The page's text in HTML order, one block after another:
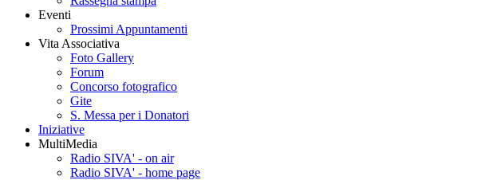
Eventi
Prossimi Appuntamenti
Vita Associativa
Foto Gallery
Forum
Concorso fotografico
Gite
S. Messa per i Donatori
Iniziative
MultiMedia
Radio SIVA' - on air
Radio SIVA' - home page